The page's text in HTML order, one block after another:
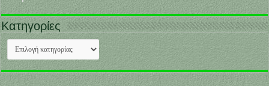
Κατηγορίες
Κατηγορίες